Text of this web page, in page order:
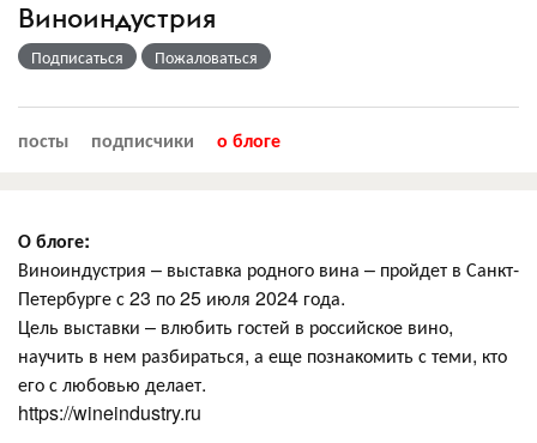
Виноиндустрия
Подписаться Пожаловаться
посты подписчики о блоге
О блоге:
Виноиндустрия – выставка родного вина – пройдет в Санкт-
Петербурге с 23 по 25 июля 2024 года.
Цель выставки – влюбить гостей в российское вино,
научить в нем разбираться, а еще познакомить с теми, кто
его с любовью делает.
https://wineindustry.ru